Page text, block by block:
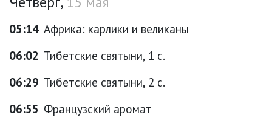
05:14 Африка: карлики и великаны
06:02 Тибетские святыни, 1 с.
06:29 Тибетские святыни, 2 с.
06:55 Французский аромат